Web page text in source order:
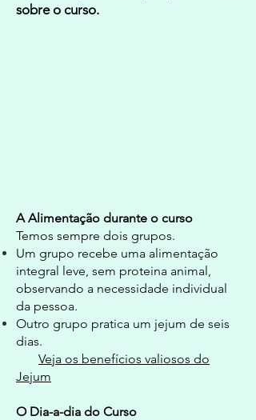
sobre o curso.
A Alimentação durante o curso
Temos sempre dois grupos.
Um grupo recebe uma alimentação
integral leve, sem proteina animal,
observando a necessidade individual
da pessoa.
Outro grupo pratica um jejum de seis
dias.
Veja os benefícios valiosos do
Jejum
O Dia-a-dia do Curso